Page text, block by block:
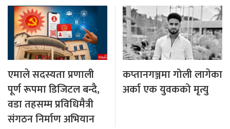
एमाले सदस्यता प्रणाली
पूर्ण रूपमा डिजिटल बन्दै,
वडा तहसम्म प्रविधिमैत्री
संगठन निर्माण अभियान
कप्तानगञ्जमा गोली लागेका
अर्का एक युवकको मृत्यु